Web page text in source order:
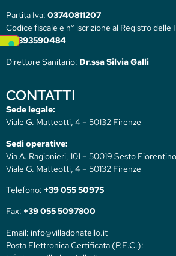
Partita Iva: 03740811207
Codice fiscale e n° iscrizione al Registro delle
00393590484
Direttore Sanitario: Dr.ssa Silvia Galli
CONTATTI
Sede legale:
Viale G. Matteotti, 4 – 50132 Firenze
Sedi operative:
Via A. Ragionieri, 101 – 50019 Sesto Fiorentino
Viale G. Matteotti, 4 – 50132 Firenze
Telefono: +39 055 50975
Fax: +39 055 5097800
Email: info@villadonatello.it
Posta Elettronica Certificata (P.E.C.):